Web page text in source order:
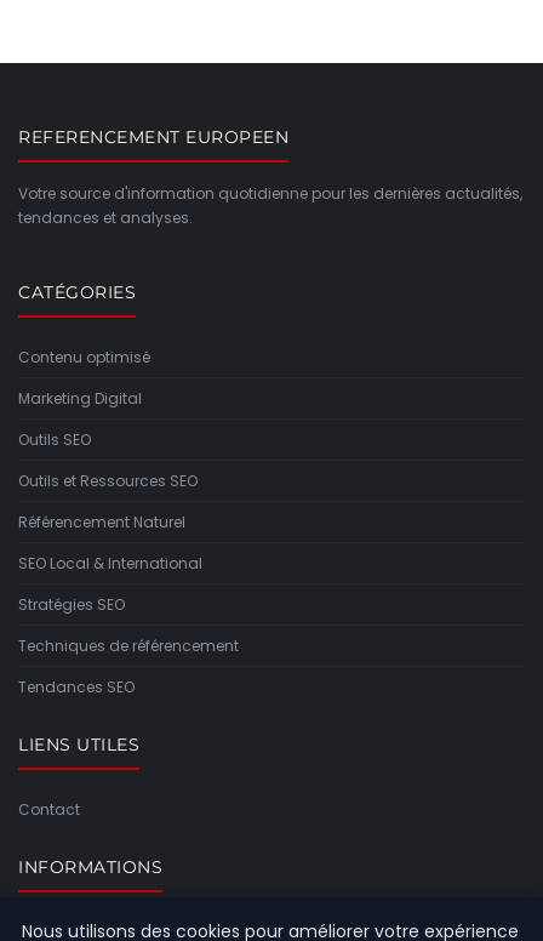
REFERENCEMENT EUROPEEN
Votre source d'information quotidienne pour les dernières actualités,
tendances et analyses.
CATÉGORIES
Contenu optimisé
Marketing Digital
Outils SEO
Outils et Ressources SEO
Référencement Naturel
SEO Local & International
Stratégies SEO
Techniques de référencement
Tendances SEO
LIENS UTILES
Contact
INFORMATIONS
Plan du site
Nous utilisons des cookies pour améliorer votre expérience